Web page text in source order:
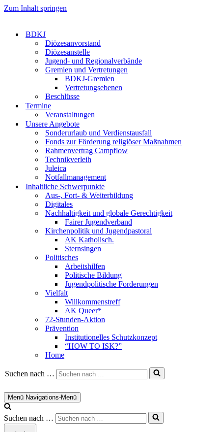
Zum Inhalt springen
BDKJ
Diözesanvorstand
Diözesanstelle
Jugend- und Regionalverbände
Gremien und Vertretungen
BDKJ-Gremien
Vertretungsebenen
Beschlüsse
Termine
Veranstaltungen
Unsere Angebote
Sonderurlaub und Verdienstausfall
Fonds zur Förderung religiöser Maßnahmen
Rahmenvertrag Campflow
Technikverleih
Juleica
Notfallmanagement
Inhaltliche Schwerpunkte
Aus-, Fort- & Weiterbildung
Digitales
Nachhaltigkeit und globale Gerechtigkeit
Fairer Jugendverband
Kirchenpolitik und Jugendpastoral
AK Katholisch.
Sternsingen
Politisches
Arbeitshilfen
Politische Bildung
Jugendpolitische Forderungen
Vielfalt
Willkommenstreff
AK Queer*
72-Stunden-Aktion
Prävention
Institutionelles Schutzkonzept
“HOW TO ISK?”
Home
Suchen nach …
Menü Navigations-Menü
Suchen nach …